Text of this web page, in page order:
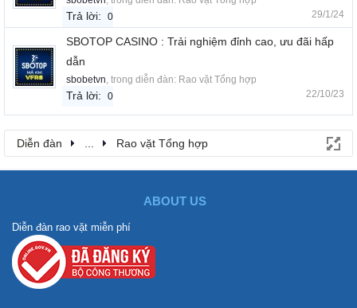
Trả lời: 0 29/1/24
SBOTOP CASINO : Trải nghiệm đỉnh cao, ưu đãi hấp
dẫn
sbobetvn, trong diễn đàn: Rao vặt Tổng hợp
Trả lời: 0 22/10/23
Diễn đàn ... Rao vặt Tổng hợp
ABOUT US
Diễn đàn rao vặt miễn phí